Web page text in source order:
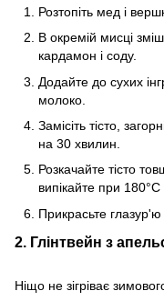
Розтопіть мед і
В окремій мисці
кардамон і соду.
Додайте до сухих
молоко.
Замісіть тісто,
на 30 хвилин.
Розкачайте тісто
випікайте при
Прикрасьте глазур'ю
2. Глінтвейн з
Ніщо не зігріває